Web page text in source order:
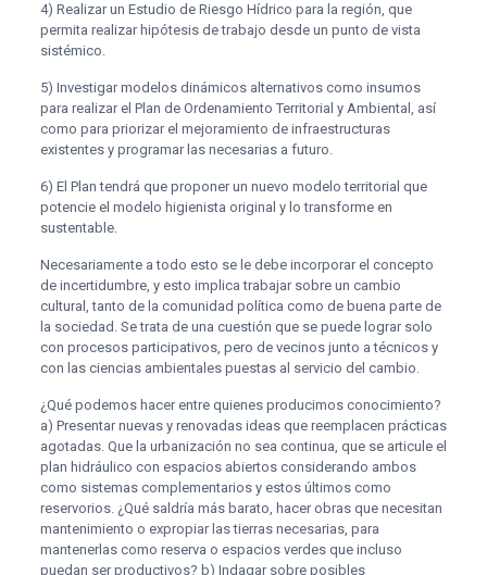
4) Realizar un Estudio de Riesgo Hídrico para la región, que
permita realizar hipótesis de trabajo desde un punto de vista
sistémico.
5) Investigar modelos dinámicos alternativos como insumos
para realizar el Plan de Ordenamiento Territorial y Ambiental, así
como para priorizar el mejoramiento de infraestructuras
existentes y programar las necesarias a futuro.
6) El Plan tendrá que proponer un nuevo modelo territorial que
potencie el modelo higienista original y lo transforme en
sustentable.
Necesariamente a todo esto se le debe incorporar el concepto
de incertidumbre, y esto implica trabajar sobre un cambio
cultural, tanto de la comunidad política como de buena parte de
la sociedad. Se trata de una cuestión que se puede lograr solo
con procesos participativos, pero de vecinos junto a técnicos y
con las ciencias ambientales puestas al servicio del cambio.
¿Qué podemos hacer entre quienes producimos conocimiento?
a) Presentar nuevas y renovadas ideas que reemplacen prácticas
agotadas. Que la urbanización no sea continua, que se articule el
plan hidráulico con espacios abiertos considerando ambos
como sistemas complementarios y estos últimos como
reservorios. ¿Qué saldría más barato, hacer obras que necesitan
mantenimiento o expropiar las tierras necesarias, para
mantenerlas como reserva o espacios verdes que incluso
puedan ser productivos? b) Indagar sobre posibles